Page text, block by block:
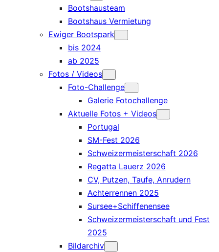
Bootshausteam
Bootshaus Vermietung
Ewiger Bootspark
bis 2024
ab 2025
Fotos / Videos
Foto-Challenge
Galerie Fotochallenge
Aktuelle Fotos + Videos
Portugal
SM-Fest 2026
Schweizermeisterschaft 2026
Regatta Lauerz 2026
CV, Putzen, Taufe, Anrudern
Achterrennen 2025
Sursee+Schiffenensee
Schweizermeisterschaft und Fest
2025
Bildarchiv